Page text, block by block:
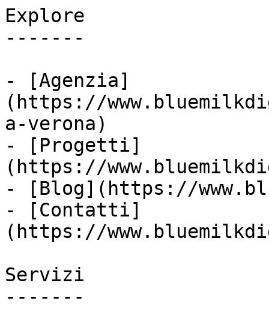
Explore
-------
- [Agenzia]
(https://
a-verona)
- [Progetti]
(https://
- [Blog](https://
- [Contatti]
(https://
Servizi
-------